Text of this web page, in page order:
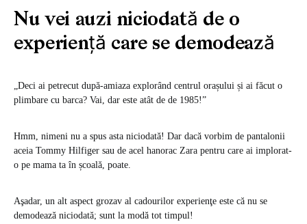
Nu vei auzi niciodată de o
experiență care se demodează
„Deci ai petrecut după-amiaza explorând centrul orașului și ai făcut o
plimbare cu barca? Vai, dar este atât de de 1985!”
Hmm, nimeni nu a spus asta niciodată! Dar dacă vorbim de pantalonii
aceia Tommy Hilfiger sau de acel hanorac Zara pentru care ai implorat-
o pe mama ta în școală, poate.
Aşadar, un alt aspect grozav al cadourilor experienţe este că nu se
demodează niciodată; sunt la modă tot timpul!